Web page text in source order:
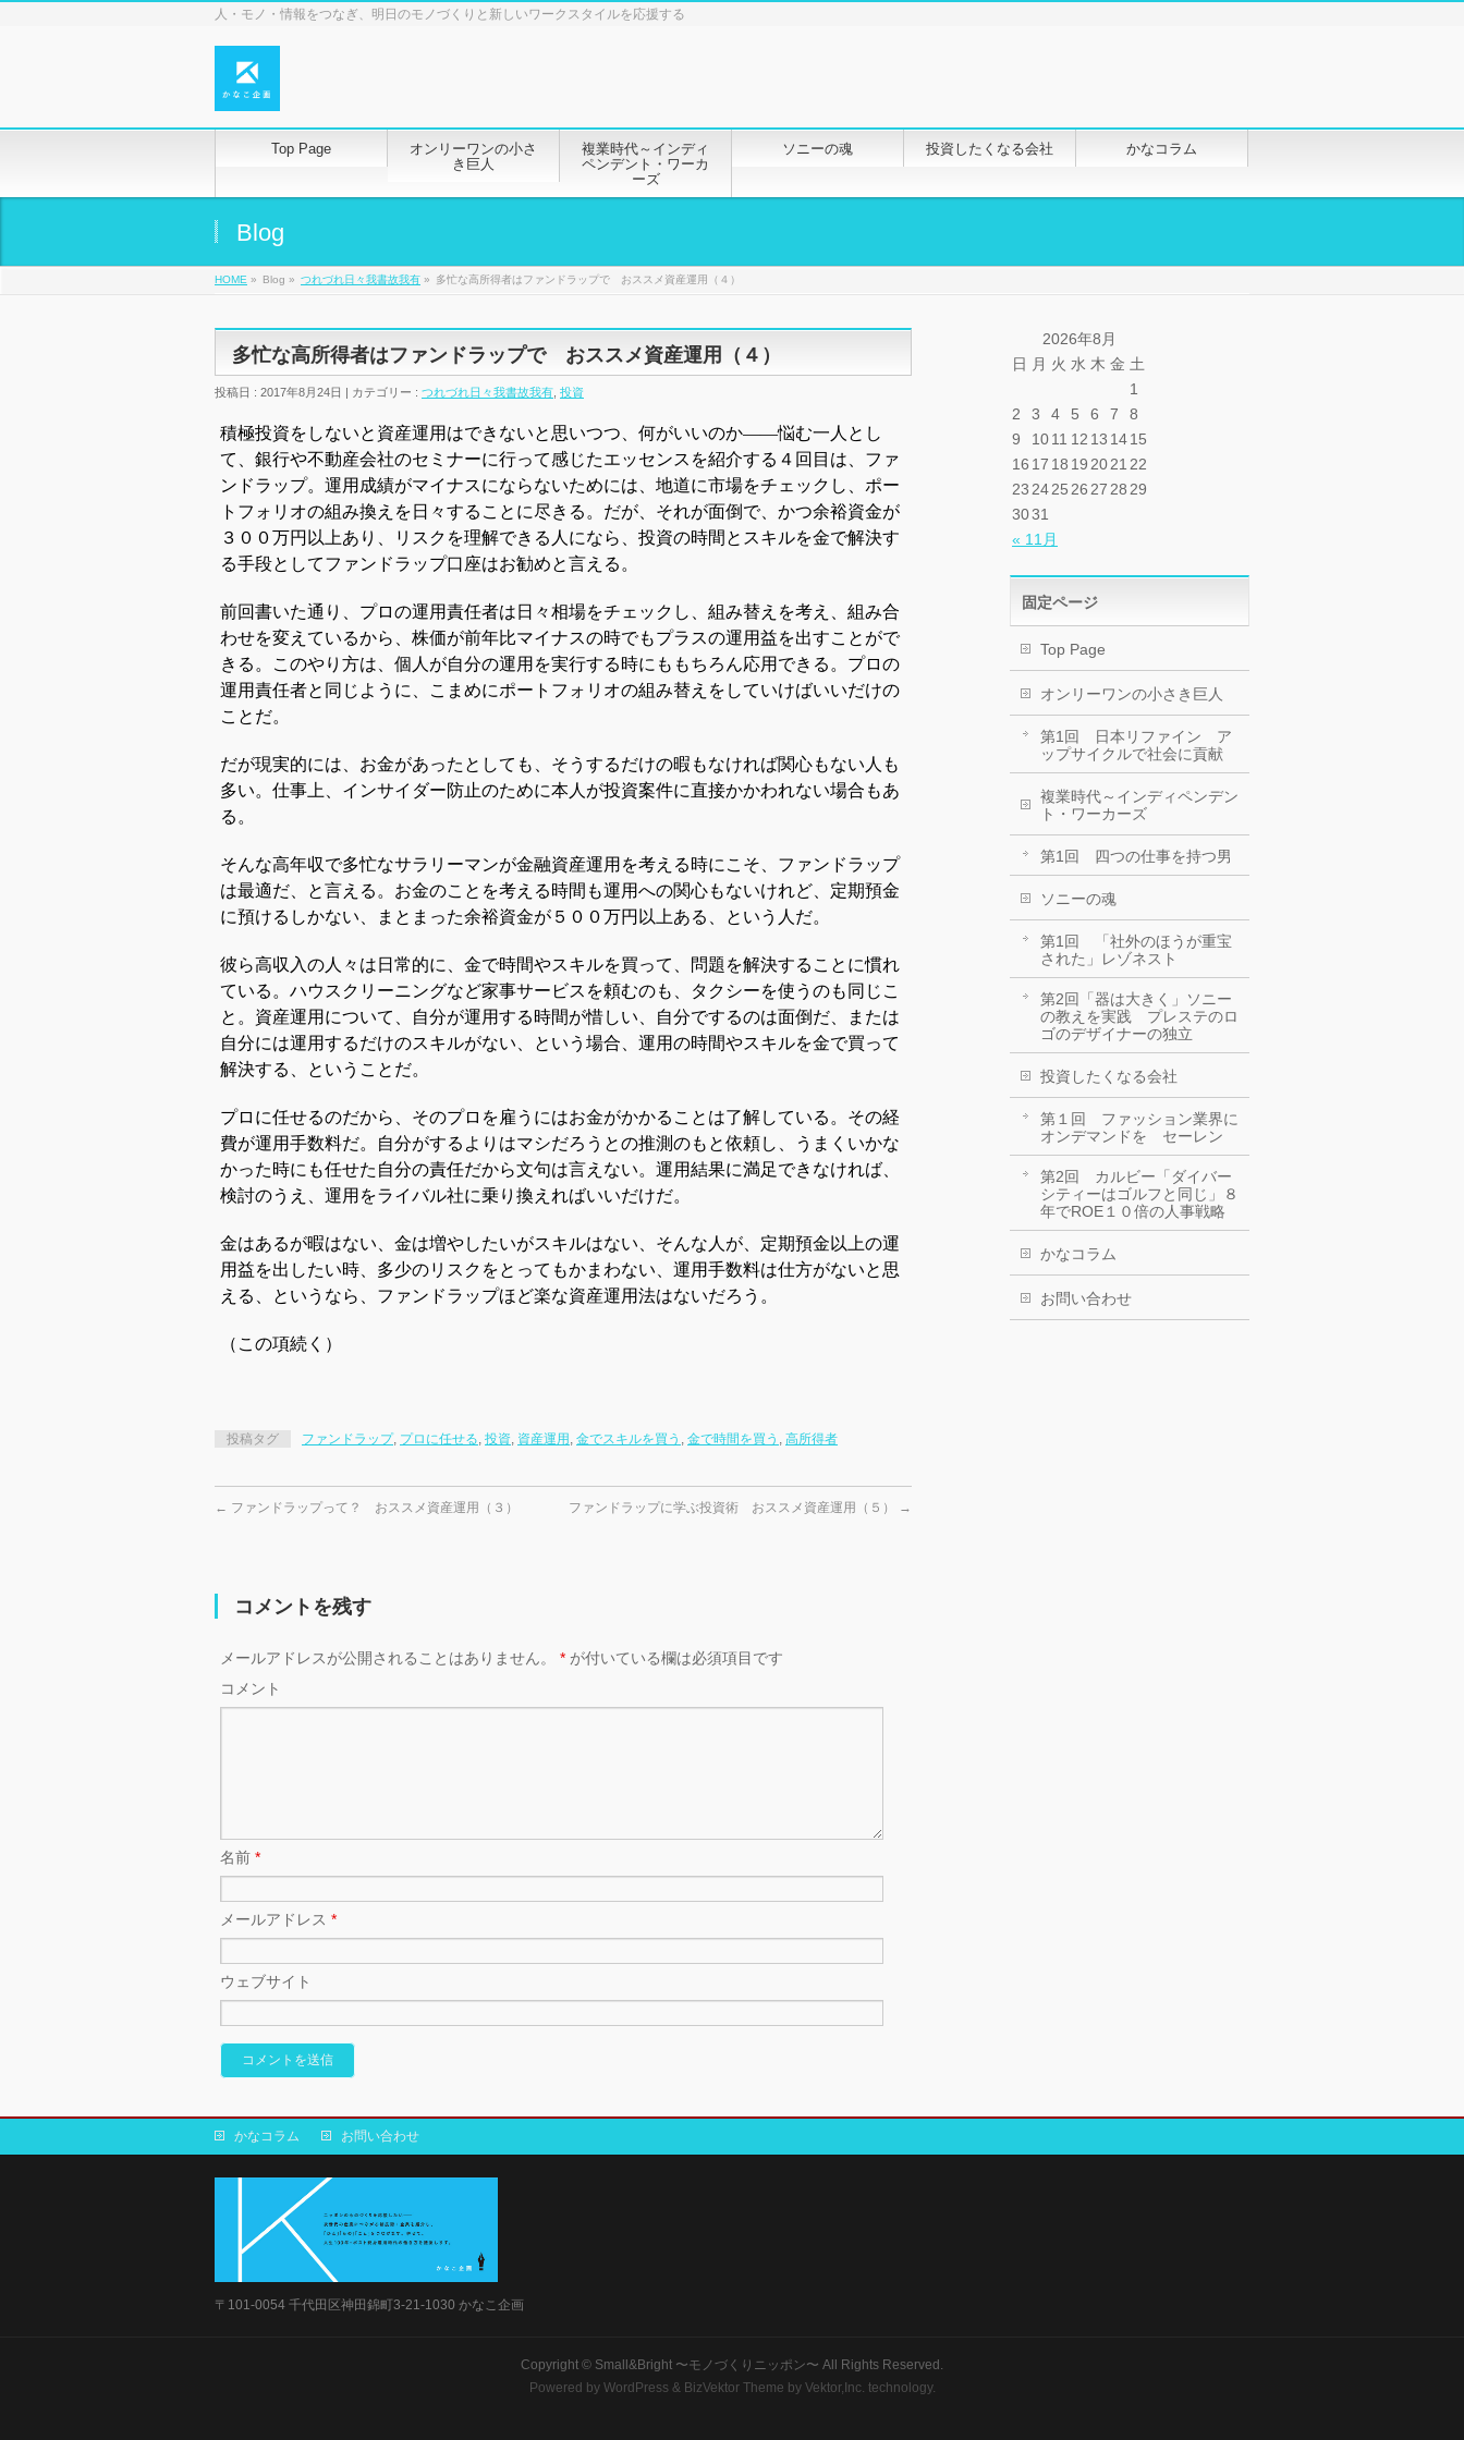
人・モノ・情報をつなぎ、明日のモノづくりと新しいワークスタイルを応援する
Top Page
オンリーワンの小さ
き巨人
複業時代～インディ
ペンデント・ワーカ
ーズ
ソニーの魂 投資したくなる会社 かなコラム
Blog
HOME » Blog » つれづれ日々我書故我有 » 多忙な高所得者はファンドラップで おススメ資産運用（４）
多忙な高所得者はファンドラップで おススメ資産運用（４）
投稿日 : 2017年8月24日 | カテゴリー : つれづれ日々我書故我有 投資
積極投資をしないと資産運用はできないと思いつつ、何がいいのか――悩む一人とし
て、銀行や不動産会社のセミナーに行って感じたエッセンスを紹介する４回目は、ファ
ンドラップ。運用成績がマイナスにならないためには、地道に市場をチェックし、ポー
トフォリオの組み換えを日々することに尽きる。だが、それが面倒で、かつ余裕資金が
３００万円以上あり、リスクを理解できる人になら、投資の時間とスキルを金で解決す
る手段としてファンドラップ口座はお勧めと言える。
前回書いた通り、プロの運用責任者は日々相場をチェックし、組み替えを考え、組み合
わせを変えているから、株価が前年比マイナスの時でもプラスの運用益を出すことがで
きる。このやり方は、個人が自分の運用を実行する時にももちろん応用できる。プロの
運用責任者と同じように、こまめにポートフォリオの組み替えをしていけばいいだけの
ことだ。
だが現実的には、お金があったとしても、そうするだけの暇もなければ関心もない人も
多い。仕事上、インサイダー防止のために本人が投資案件に直接かかわれない場合もあ
る。
そんな高年収で多忙なサラリーマンが金融資産運用を考える時にこそ、ファンドラップ
は最適だ、と言える。お金のことを考える時間も運用への関心もないけれど、定期預金
に預けるしかない、まとまった余裕資金が５００万円以上ある、という人だ。
彼ら高収入の人々は日常的に、金で時間やスキルを買って、問題を解決することに慣れ
ている。ハウスクリーニングなど家事サービスを頼むのも、タクシーを使うのも同じこ
と。資産運用について、自分が運用する時間が惜しい、自分でするのは面倒だ、または
自分には運用するだけのスキルがない、という場合、運用の時間やスキルを金で買って
解決する、ということだ。
プロに任せるのだから、そのプロを雇うにはお金がかかることは了解している。その経
費が運用手数料だ。自分がするよりはマシだろうとの推測のもと依頼し、うまくいかな
かった時にも任せた自分の責任だから文句は言えない。運用結果に満足できなければ、
検討のうえ、運用をライバル社に乗り換えればいいだけだ。
金はあるが暇はない、金は増やしたいがスキルはない、そんな人が、定期預金以上の運
用益を出したい時、多少のリスクをとってもかまわない、運用手数料は仕方がないと思
える、というなら、ファンドラップほど楽な資産運用法はないだろう。
（この項続く）
投稿タグ ファンドラップ, プロに任せる, 投資, 資産運用 , 金でスキルを買う , 金で時間を買う , 高所得者
← ファンドラップって？ おススメ資産運用（３） ファンドラップに学ぶ投資術 おススメ資産運用（５） →
コメントを残す
メールアドレスが公開されることはありません。 * が付いている欄は必須項目です
コメント
名前 *
メールアドレス *
ウェブサイト
2026年8月
日 月 火 水 木 金 土
« 11月
1
2
3 4 5 6 7
8
9
1011 12 13 1415
16 17 18 19 2021 22
23 2425 26 27 28 29
3031
固定ページ
Top Page
オンリーワンの小さき巨人
第1回 日本リファイン ア
ップサイクルで社会に貢献
複業時代～インディペンデン
ト・ワーカーズ
第1回 四つの仕事を持つ男
ソニーの魂
第1回 「社外のほうが重宝
された」レゾネスト
第2回「器は大きく」ソニー
の教えを実践 プレステのロ
ゴのデザイナーの独立
投資したくなる会社
第１回 ファッション業界に
オンデマンドを セーレン
第2回 カルビー「ダイバー
シティーはゴルフと同じ」８
年でROE１０倍の人事戦略
かなコラム
お問い合わせ
かなコラム お問い合わせ
〒101-0054 千代田区神田錦町3-21-1030 かなこ企画
Copyright © Small&Bright 〜モノづくりニッポン〜 All Rights Reserved.
Powered by WordPress & BizVektor Theme by Vektor,Inc. technology.